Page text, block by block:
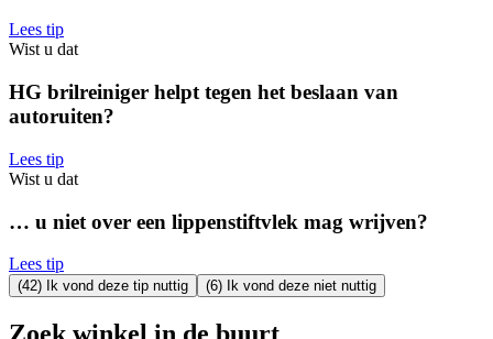
Lees tip
Wist u dat
HG brilreiniger helpt tegen het beslaan van
autoruiten?
Lees tip
Wist u dat
… u niet over een lippenstiftvlek mag wrijven?
Lees tip
(42) Ik vond deze tip nuttig (6) Ik vond deze niet nuttig